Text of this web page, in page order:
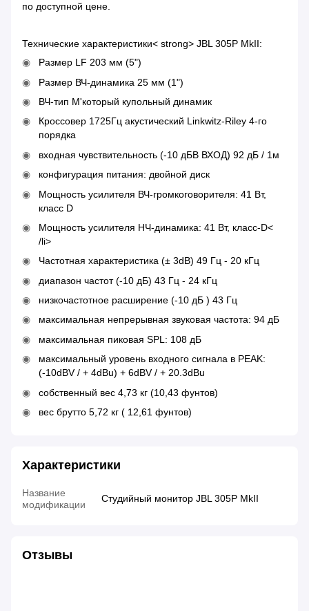
по доступной цене.
Технические характеристики< strong> JBL 305P MkII:
Размер LF 203 мм (5")
Размер ВЧ-динамика 25 мм (1")
ВЧ-тип М'который купольный динамик
Кроссовер 1725Гц акустический Linkwitz-Riley 4-го
порядка
входная чувствительность (-10 дБВ ВХОД) 92 дБ / 1м
конфигурация питания: двойной диск
Мощность усилителя ВЧ-громкоговорителя: 41 Вт,
класс D
Мощность усилителя НЧ-динамика: 41 Вт, класс-D<
/li>
Частотная характеристика (± 3dB) 49 Гц - 20 кГц
диапазон частот (-10 дБ) 43 Гц - 24 кГц
низкочастотное расширение (-10 дБ ) 43 Гц
максимальная непрерывная звуковая частота: 94 дБ
максимальная пиковая SPL: 108 дБ
максимальный уровень входного сигнала в PEAK:
(-10dBV / + 4dBu) + 6dBV / + 20.3dBu
собственный вес 4,73 кг (10,43 фунтов)
вес брутто 5,72 кг ( 12,61 фунтов)
Характеристики
Название
модификации
Студийный монитор JBL 305P MkII
Отзывы